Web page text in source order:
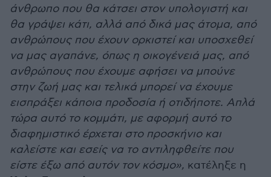
άνθρωπο που θα κάτσει στον υπολογιστή και
θα γράψει κάτι, αλλά από δικά μας άτομα, από
ανθρώπους που έχουν ορκιστεί και υποσχεθεί
να μας αγαπάνε, όπως η οικογένειά μας, από
ανθρώπους που έχουμε αφήσει να μπούνε
στην ζωή μας και τελικά μπορεί να έχουμε
εισπράξει κάποια προδοσία ή οτιδήποτε. Απλά
τώρα αυτό το κομμάτι, με αφορμή αυτό το
διαφημιστικό έρχεται στο προσκήνιο και
καλείστε και εσείς να το αντιληφθείτε που
είστε έξω από αυτόν τον κόσμο», κατέληξε η